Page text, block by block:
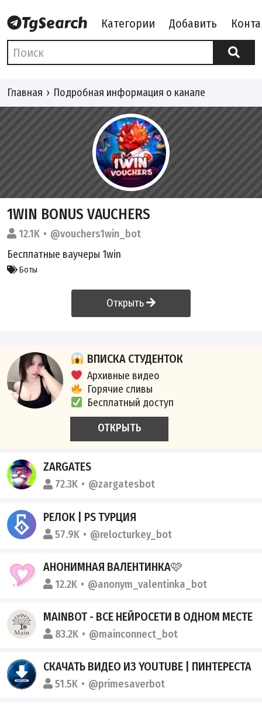
Категории Добавить
Главная Подробная информация о канале
1WIN BONUS VAUCHERS
12.1K
@vouchers1win_bot
Бесплатные ваучеры 1win
Боты
Открыть
ВПИСКА СТУДЕНТОК
Архивные видео
Горячие сливы
Бесплатный доступ
ОТКРЫТЬ
ZARGATES
72.3K @zargatesbot
РЕЛОК | PS ТУРЦИЯ
57.9K @relocturkey_bot
АНОНИМНАЯ ВАЛЕНТИНКА🩷
12.2K @anonym_valentinka_bot
MAINBOT - ВСЕ НЕЙРОСЕТИ В ОДНОМ МЕСТЕ
83.2K @mainconnect_bot
СКАЧАТЬ ВИДЕО ИЗ YOUTUBE | ПИНТЕРЕСТА
51.5K @primesaverbot